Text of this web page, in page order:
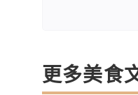
更多美食